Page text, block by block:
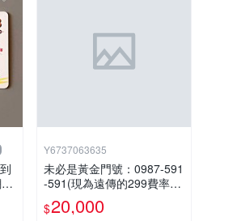
Y6737063635
未必是黃金門號：0987-591
-591(現為遠傳的299費率門
號，屆時將以無約狀態過
戶)。
$20,000